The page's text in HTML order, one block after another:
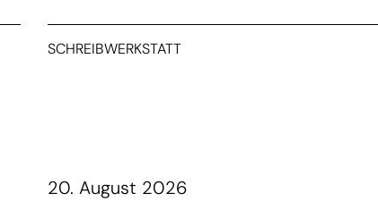
SCHREIBWERKSTATT
20. August 2026